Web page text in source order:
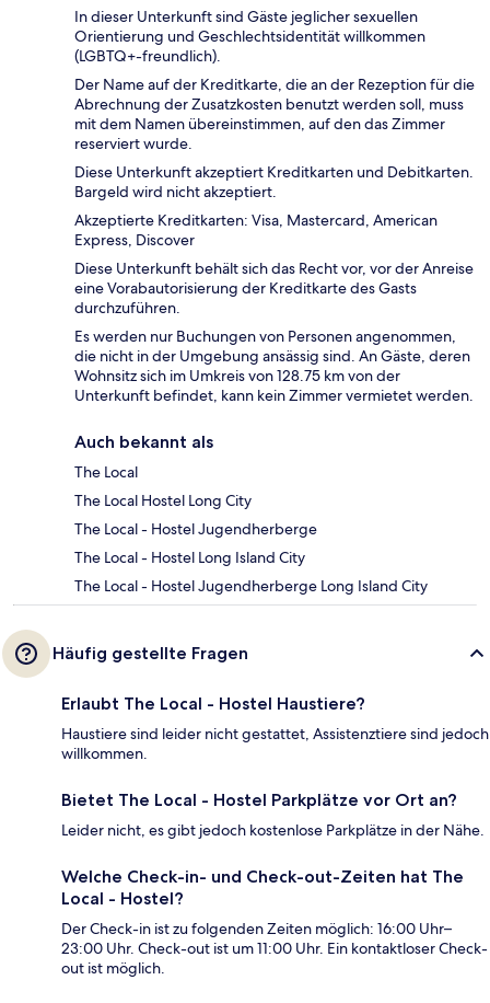
In dieser Unterkunft sind Gäste jeglicher sexuellen
Orientierung und Geschlechtsidentität willkommen
(LGBTQ+-freundlich).
Der Name auf der Kreditkarte, die an der Rezeption für die
Abrechnung der Zusatzkosten benutzt werden soll, muss
mit dem Namen übereinstimmen, auf den das Zimmer
reserviert wurde.
Diese Unterkunft akzeptiert Kreditkarten und Debitkarten.
Bargeld wird nicht akzeptiert.
Akzeptierte Kreditkarten: Visa, Mastercard, American
Express, Discover
Diese Unterkunft behält sich das Recht vor, vor der Anreise
eine Vorabautorisierung der Kreditkarte des Gasts
durchzuführen.
Es werden nur Buchungen von Personen angenommen,
die nicht in der Umgebung ansässig sind. An Gäste, deren
Wohnsitz sich im Umkreis von 128.75 km von der
Unterkunft befindet, kann kein Zimmer vermietet werden.
Auch bekannt als
The Local
The Local Hostel Long City
The Local - Hostel Jugendherberge
The Local - Hostel Long Island City
The Local - Hostel Jugendherberge Long Island City
Häufig gestellte Fragen
Erlaubt The Local - Hostel Haustiere?
Haustiere sind leider nicht gestattet, Assistenztiere sind jedoch
willkommen.
Bietet The Local - Hostel Parkplätze vor Ort an?
Leider nicht, es gibt jedoch kostenlose Parkplätze in der Nähe.
Welche Check-in- und Check-out-Zeiten hat The
Local - Hostel?
Der Check-in ist zu folgenden Zeiten möglich: 16:00 Uhr–
23:00 Uhr. Check-out ist um 11:00 Uhr. Ein kontaktloser Check-
out ist möglich.